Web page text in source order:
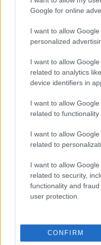
Google for online
I want to allow
personalized
I want to allow
related to analytics
device identifiers in
I want to allow
related to
I want to allow
related to
I want to allow
related to security,
functionality and
user protection.
CONFIRM
txuri-urdin.
Sorloth, baja varias
El Atlético de Madrid no
en las próximas 3 o 4
muscular moderada en el
quien no tendrá a su
la temporada cargado de
Por otra parte, Simeone
entrenamiento del
Normand, Javi Galán;
Julián Álvarez y
Cissé no entrena
El Leganés ha entrenado
Jorge Sáenz, recuperado